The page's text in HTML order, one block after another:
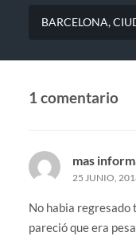
BARCELONA,
1 comentario
mas
25 JUNIO,
No habia regresado
pareció que era